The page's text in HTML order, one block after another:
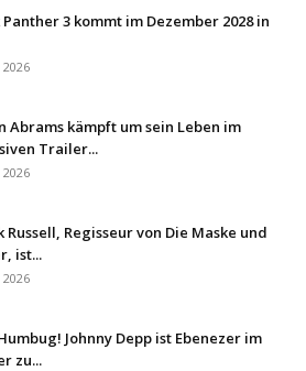
Panther 3 kommt im Dezember 2028 in
2026
Abrams kämpft um sein Leben im
Trailer...
2026
Russell, Regisseur von Die Maske und
ist...
2026
Johnny Depp ist Ebenezer im
zu...